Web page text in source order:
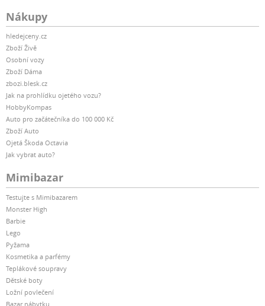
Nákupy
hledejceny.cz
Zboží Živě
Osobní vozy
Zboží Dáma
zbozi.blesk.cz
Jak na prohlídku ojetého vozu?
HobbyKompas
Auto pro začátečníka do 100 000 Kč
Zboží Auto
Ojetá Škoda Octavia
Jak vybrat auto?
Mimibazar
Testujte s Mimibazarem
Monster High
Barbie
Lego
Pyžama
Kosmetika a parfémy
Teplákové soupravy
Dětské boty
Ložní povlečení
Bazar nábytku